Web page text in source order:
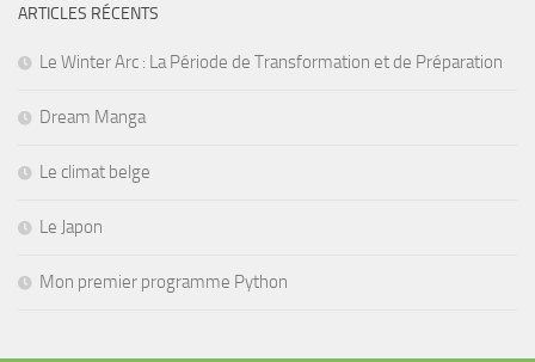
ARTICLES RÉCENTS
Le Winter Arc : La Période de Transformation et de Préparation
Dream Manga
Le climat belge
Le Japon
Mon premier programme Python